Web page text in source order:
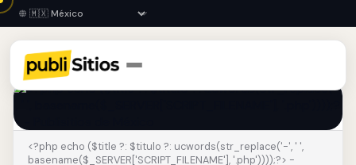
<?php echo ($title ?: $titulo ?: ucwords(str_replace('-', ' ',
basename($_SERVER['SCRIPT_FILENAME'], '.php'))));?> -